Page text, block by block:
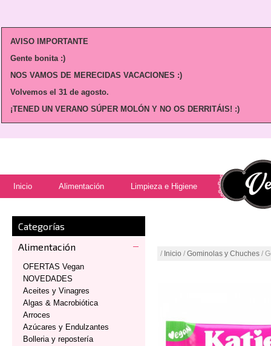
AVISO IMPORTANTE
Gente bonita :)
NOS VAMOS DE MERECIDAS VACACIONES :)
Volvemos el 31 de agosto.
¡TENED UN VERANO SÚPER MOLÓN Y NO OS DERRITÁIS! :)
Inicio Alimentación Limpieza e Higiene
Categorías
Alimentación
OFERTAS Vegan
NOVEDADES
Aceites y Vinagres
Algas & Macrobiótica
Arroces
Azúcares y Endulzantes
Bolleria y repostería
/ Inicio / Gominolas y Chuches /